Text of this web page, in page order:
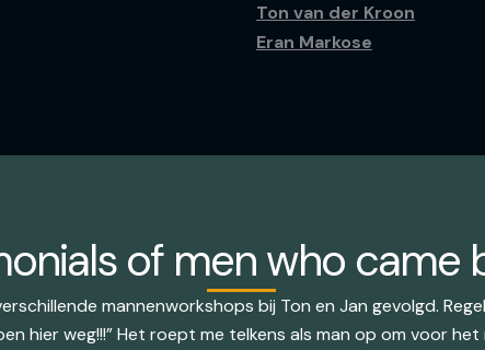
Ton van der Kroon
Eran Markose
of men who came
mannenworkshops bij Ton en Jan gevolgd.
hier weg!!!” Het roept me telkens als man op om voor het